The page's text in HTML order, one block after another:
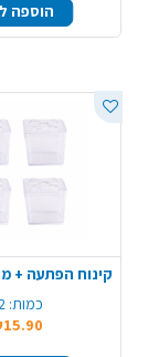
הוספה
כמות: